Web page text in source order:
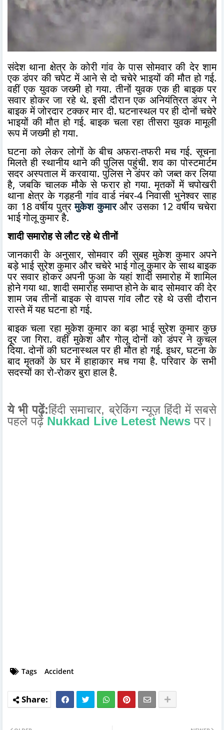
संदेश थाना क्षेत्र के कोरी गांव के पास सोमवार की देर शाम
एक डंपर की चपेट में आने से दो चचेरे भाइयों की मौत हो गई.
वहीं एक युवक जख्मी हो गया. तीनों युवक एक ही बाइक पर
सवार होकर जा रहे थे. इसी दौरान एक अनियंत्रित डंपर ने
बाइक में जोरदार टक्कर मार दी. घटनास्थल पर ही दोनों चचेरे
भाइयों की मौत हो गई. बाइक चला रहा तीसरा युवक मामूली
रूप में जख्मी हो गया.
घटना को लेकर लोगों के बीच अफरा-तफरी मच गई. सूचना
मिलते ही स्थानीय थाने की पुलिस पहुंची. शव का पोस्टमार्टम
सदर अस्पताल में करवाया. पुलिस ने डंपर को जब्त कर लिया
है, जबकि चालक मौके से फरार हो गया. मृतकों में चपोखरी
थाना क्षेत्र के गड़हनी गांव वार्ड नंबर-4 निवासी भुनेश्वर साह
का 18 वर्षीय पुत्रमुकेश कुमारऔर उसका 12 वर्षीय चचेरा
भाई गोलू कुमार है.
शादी समारोह से लौट रहे थे तीनों
जानकारी के अनुसार, सोमवार की सुबह मुकेश कुमार अपने
बड़े भाई सुरेश कुमार और चचेरे भाई गोलू कुमार के साथ बाइक
पर सवार होकर अपनी फुआ के यहां शादी समारोह में शामिल
होने गया था. शादी समारोह समाप्त होने के बाद सोमवार की देर
शाम जब तीनों बाइक से वापस गांव लौट रहे थे उसी दौरान
रास्ते में यह घटना हो गई.
बाइक चला रहा मुकेश कुमार का बड़ा भाई सुरेश कुमार कुछ
दूर जा गिरा. वहीं मुकेश और गोलू दोनों को डंपर ने कुचल
दिया. दोनों की घटनास्थल पर ही मौत हो गई. इधर, घटना के
बाद मृतकों के घर में हाहाकार मच गया है. परिवार के सभी
सदस्यों का रो-रोकर बुरा हाल है.
ये भी पढ़ें:हिंदी समाचार, ब्रेकिंग न्यूज़ हिंदी मेंसबसे
पहले पढ़ें Nukkad Live Letest News पर।
Tags Accident